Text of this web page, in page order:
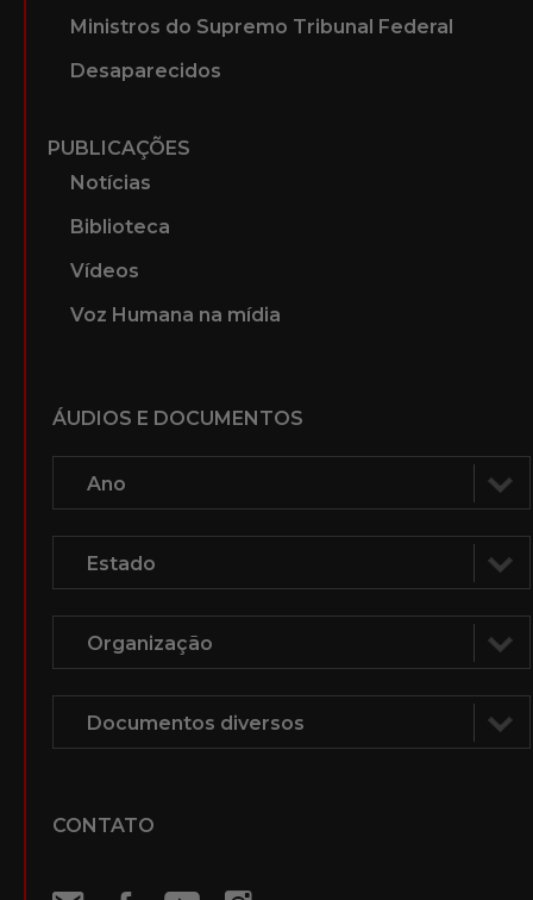
Ministros do Supremo Tribunal Federal
Desaparecidos
PUBLICAÇÕES
Notícias
Biblioteca
Vídeos
Voz Humana na mídia
ÁUDIOS E DOCUMENTOS
CONTATO